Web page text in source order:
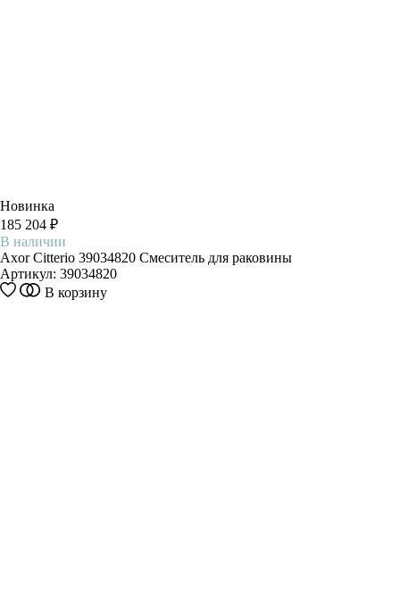
Новинка
185 204 ₽
В наличии
Axor Citterio 39034820 Смеситель для раковины
Артикул: 39034820
В корзину